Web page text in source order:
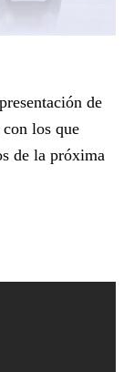
de
los que
de la próxima